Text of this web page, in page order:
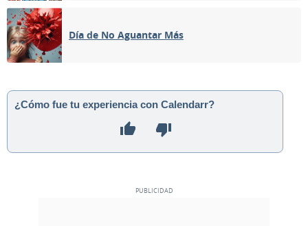
Día de No Aguantar Más
¿Cómo fue tu experiencia con Calendarr?